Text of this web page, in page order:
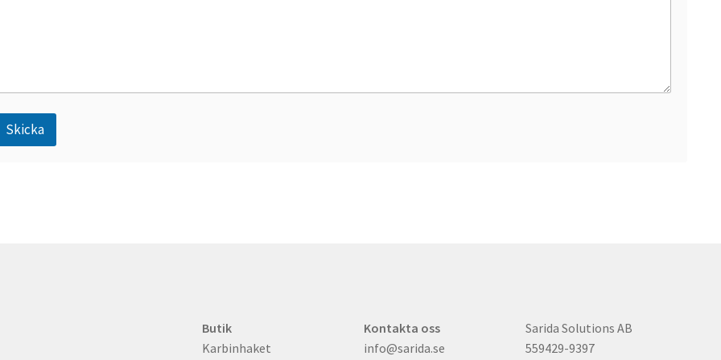
Skicka
Butik
Karbinhaket
Kontakta oss
info@sarida.se
Sarida Solutions AB
559429-9397